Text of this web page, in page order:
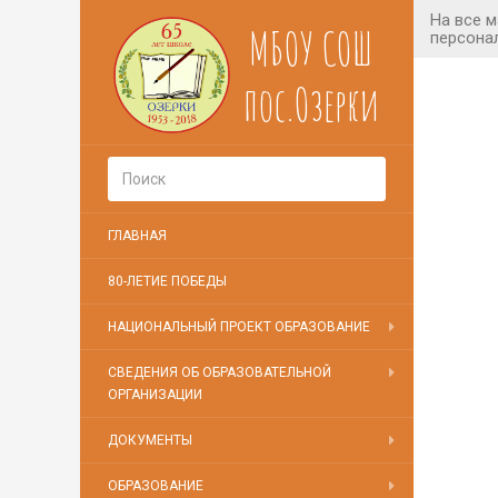
МБОУ СОШ
пос.Озерки
ГЛАВНАЯ
80-ЛЕТИЕ ПОБЕДЫ
НАЦИОНАЛЬНЫЙ ПРОЕКТ ОБРАЗОВАНИЕ
СВЕДЕНИЯ ОБ ОБРАЗОВАТЕЛЬНОЙ
ОРГАНИЗАЦИИ
ДОКУМЕНТЫ
ОБРАЗОВАНИЕ